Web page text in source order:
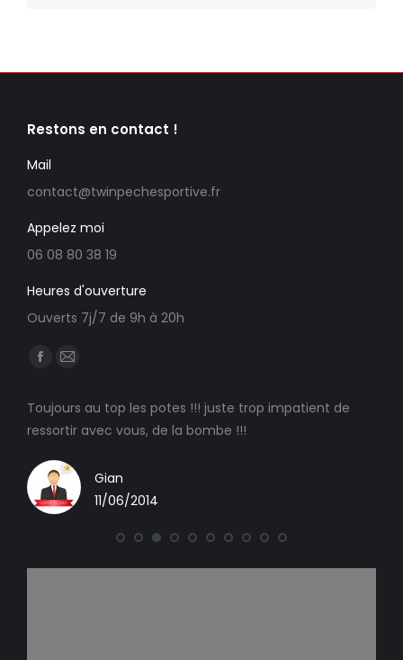
Restons en contact !
Mail
contact@twinpechesportive.fr
Appelez moi
06 08 80 38 19
Heures d'ouverture
Ouverts 7j/7 de 9h à 20h
Trouvez nous sur :
Facebook
opens
in
new
window
E-
page
opens
in
new
window
Toujours au top les potes !!! juste trop impatient de
ressortir avec vous, de la bombe !!!
Gian
11/06/2014